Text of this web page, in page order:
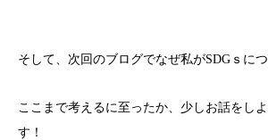
そして、次回のブログでなぜ私がSDGｓにつ
ここまで考えるに至ったか、少しお話をし
す！